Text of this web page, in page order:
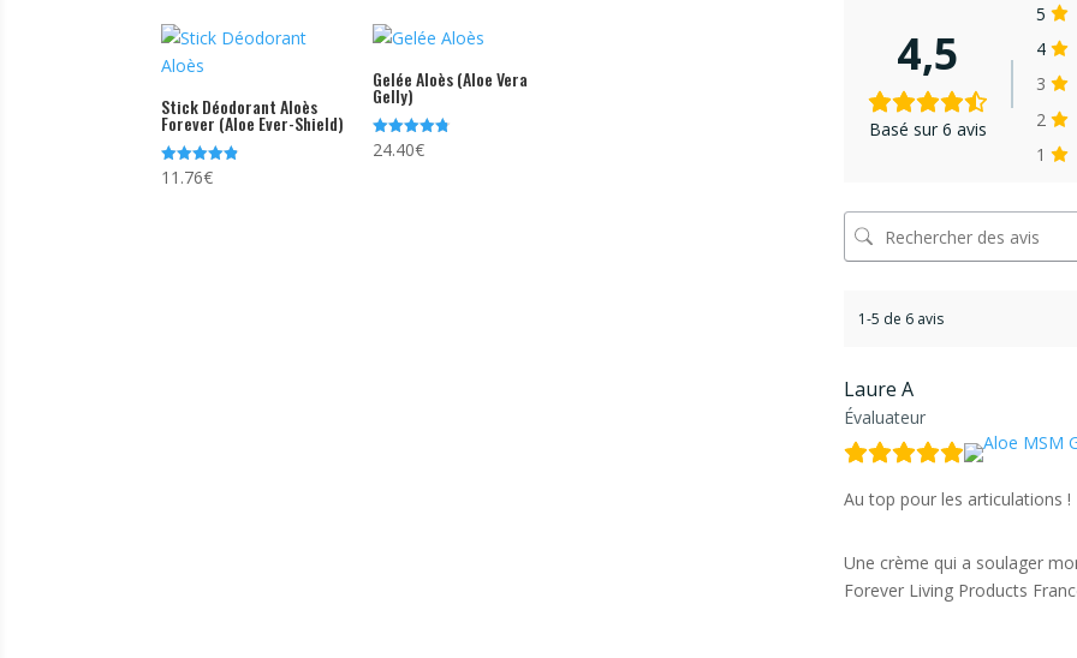
Stick Déodorant Aloès
Forever (Aloe Ever-Shield)
Note
4.85
11.76€
Gelée Aloès (Aloe Vera
Gelly)
Note
4.81
24.40€
4,5
Basé sur 6 avis
5
4
3
2
1
1-5 de 6 avis
Laure A
Évaluateur
Au top pour les articulations !
Une crème qui a soulager
Forever Living Products